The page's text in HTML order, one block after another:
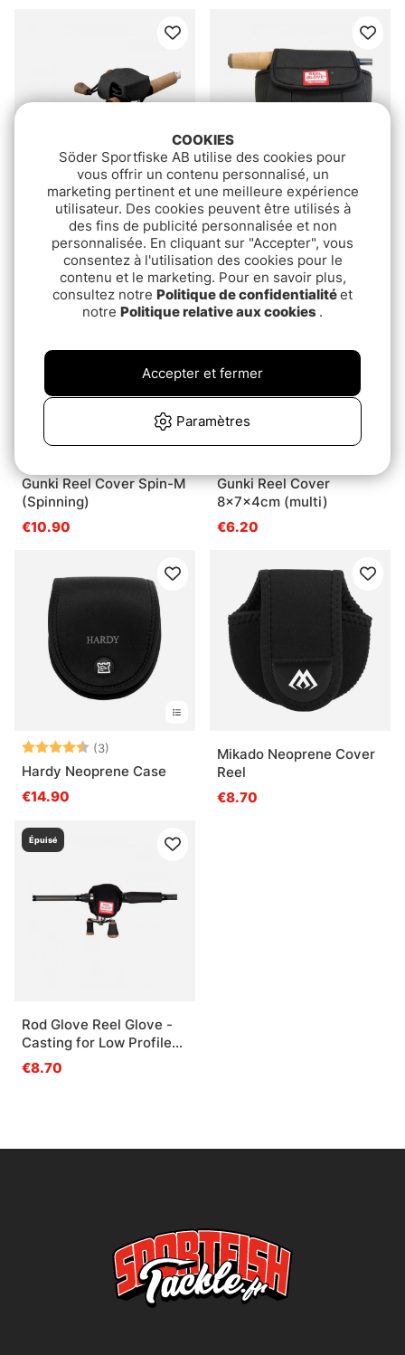
13 Fishing Skull Cap
Rullskydd
€10.90
Rod Glove Reel Glove -
Spinning for Reels up to
3000
€14.90
Gunki Reel Cover Spin-M
(Spinning)
€10.90
Gunki Reel Cover
8x7x4cm (multi)
€6.20
Note: (3)
Hardy Neoprene Case
€14.90
Mikado Neoprene Cover
Reel
€8.70
Épuisé
Rod Glove Reel Glove -
Casting for Low Profile
Reels
€8.70
COOKIES
Söder Sportfiske AB utilise des cookies pour
vous offrir un contenu personnalisé, un
marketing pertinent et une meilleure expérience
utilisateur. Des cookies peuvent être utilisés à
des fins de publicité personnalisée et non
personnalisée. En cliquant sur "Accepter", vous
consentez à l'utilisation des cookies pour le
contenu et le marketing. Pour en savoir plus,
consultez notre Politique de confidentialitéet
notre Politique relative aux cookies .
Paramètres
Accepter et fermer